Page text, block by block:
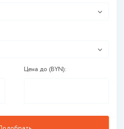
Цена до (BYN):